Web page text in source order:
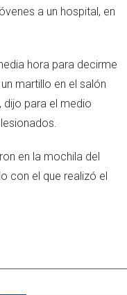
a un hospital, en
hora para decirme
martillo en el salón
dijo para el medio
en la mochila del
con el que realizó el